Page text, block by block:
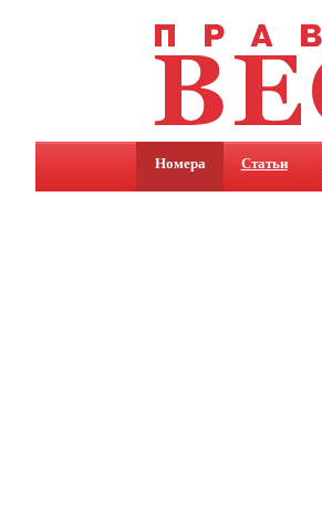
Номера Статьи